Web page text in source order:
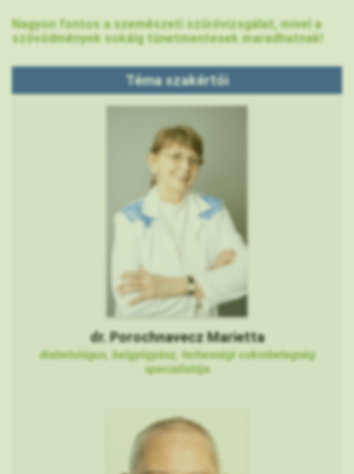
Nagyon fontos a szemészeti szűrővizsgálat, mivel a
szövődmények sokáig tünetmentesek maradhatnak!
Téma szakértői
dr. Porochnavecz Marietta
diabetológus, belgyógyász, terhességi cukorbetegség
specialistája